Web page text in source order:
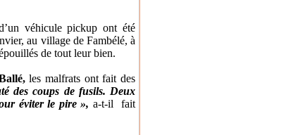
véhicule pickup ont été
au village de Fambélé, à
de tout leur bien.
les malfrats ont fait des
des coups de fusils. Deux
éviter le pire », a-t-il fait